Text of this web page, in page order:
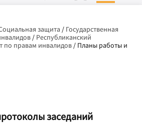
защита / Государственная
/ Республиканский
по правам инвалидов / Планы работы и
заседаний